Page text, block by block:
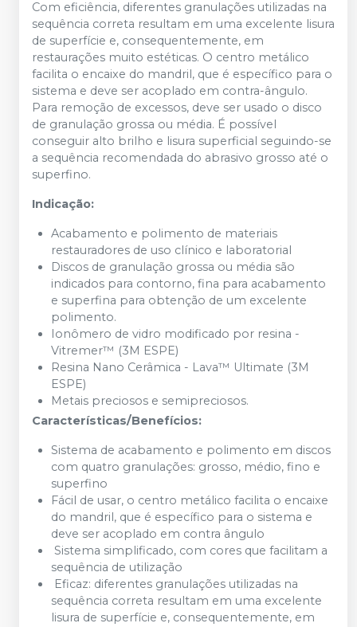
Com eficiência, diferentes granulações utilizadas na
sequência correta resultam em uma excelente lisura
de superfície e, consequentemente, em
restaurações muito estéticas. O centro metálico
facilita o encaixe do mandril, que é específico para o
sistema e deve ser acoplado em contra-ângulo.
Para remoção de excessos, deve ser usado o disco
de granulação grossa ou média. É possível
conseguir alto brilho e lisura superficial seguindo-se
a sequência recomendada do abrasivo grosso até o
superfino.
Indicação:
Acabamento e polimento de materiais
restauradores de uso clínico e laboratorial
Discos de granulação grossa ou média são
indicados para contorno, fina para acabamento
e superfina para obtenção de um excelente
polimento.
Ionômero de vidro modificado por resina -
Vitremer™ (3M ESPE)
Resina Nano Cerâmica - Lava™ Ultimate (3M
ESPE)
Metais preciosos e semipreciosos.
Características/Benefícios:
Sistema de acabamento e polimento em discos
com quatro granulações: grosso, médio, fino e
superfino
Fácil de usar, o centro metálico facilita o encaixe
do mandril, que é específico para o sistema e
deve ser acoplado em contra ângulo
Sistema simplificado, com cores que facilitam a
sequência de utilização
Eficaz: diferentes granulações utilizadas na
sequência correta resultam em uma excelente
lisura de superfície e, consequentemente, em